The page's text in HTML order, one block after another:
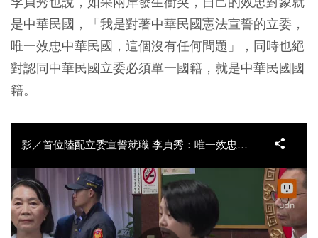
是中華民國，「我是對著中華民國憲法宣誓的立委，
唯一效忠中華民國，這個沒有任何問題」，同時也絕
對認同中華民國立委必須單一國籍，就是中華民國國
籍。